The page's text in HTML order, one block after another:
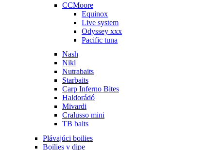
CCMoore
Equinox
Live system
Odyssey xxx
Pacific tuna
Nash
Nikl
Nutrabaits
Starbaits
Carp Inferno Bites
Haldorádó
Mivardi
Cralusso mini
TB baits
Plávajúci boilies
Boilies v dipe